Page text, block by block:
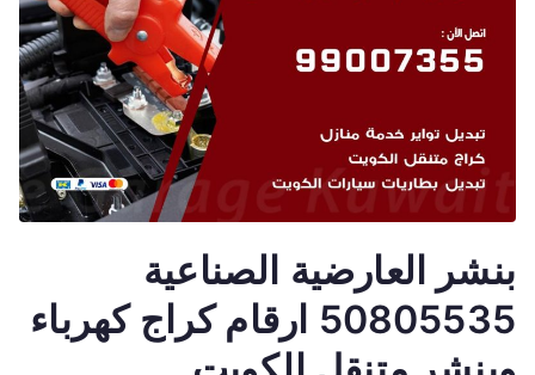
بنشر العارضية الصناعية
50805535 ارقام كراج كهرباء